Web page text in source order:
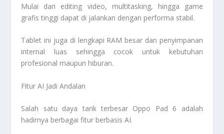
Mulai dari editing video, multitasking, hingga game
grafis tinggi dapat di jalankan dengan performa stabil.
Tablet ini juga di lengkapi RAM besar dan penyimpanan
internal luas sehingga cocok untuk kebutuhan
profesional maupun hiburan.
Fitur AI Jadi Andalan
Salah satu daya tarik terbesar Oppo Pad 6 adalah
hadirnya berbagai fitur berbasis AI.